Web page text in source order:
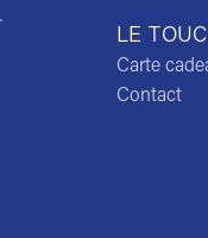
LE
Carte
Contact